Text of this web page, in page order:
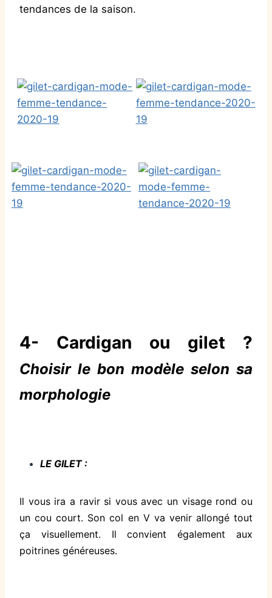
tendances de la saison.
4- Cardigan ou gilet ?
Choisir le bon modèle selon sa
morphologie
LE GILET :
Il vous ira a ravir si vous avec un visage rond ou
un cou court. Son col en V va venir allongé tout
ça visuellement. Il convient également aux
poitrines généreuses.